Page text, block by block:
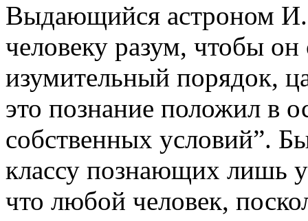
Выдающийся астроном
человеку разум, чтобы
изумительный порядок,
это познание положил в
собственных условий”.
классу познающих лишь
что любой человек,